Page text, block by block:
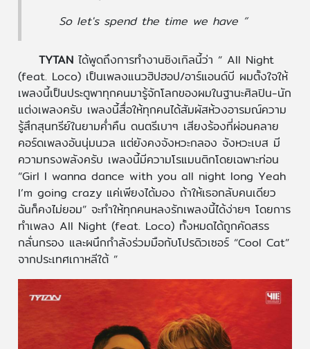
So let's spend the time we have ”
TYTANได้พูดถึงการทำงานซิงเกิลนี้ว่า “ All Night
(feat. Loco) เป็นเพลงแนวฮิปฮอป/อาร์แอนด์บี ผมตั้งใจให้
เพลงนี้เป็นประตูพาทุกคนมารู้จักโลกของผมในฐานะศิลปิน-นัก
แต่งเพลงครับ เพลงนี้สื่อให้ทุกคนได้สัมผัสห้วงอารมณ์ความ
รู้สึกสุนทรีย์ในยามค่ำคืน ดนตรีเบาๆ เสียงร้องที่ผ่อนคลาย
คอร์ดเพลงอันนุ่มนวล แต่ยังคงจังหวะกลอง จังหวะเบส มี
ความทรงพลังครับ เพลงนี้มีความโรแมนติกโดยเฉพาะท่อน
“Girl I wanna dance with you all night long Yeah
I’m going crazy แค่เพียงได้มอง ถ้าให้เธอกลับคนเดียว
ฉันก็คงไม่ยอม” จะทำให้ทุกคนหลงรักเพลงนี้ได้ง่ายๆ โดยการ
ทำเพลง All Night (feat. Loco) ทั้งหมดได้ถูกคัดสรร
กลั่นกรอง และผนึกกำลังร่วมมือกับโปรดิวเซอร์ “Cool Cat”
จากประเทศเกาหลีใต้ ”